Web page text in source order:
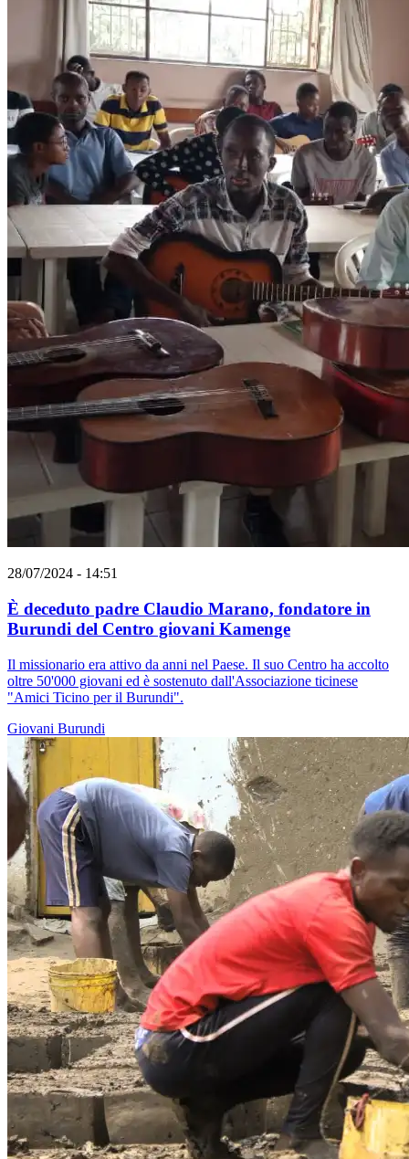
28/07/2024 - 14:51
È deceduto padre Claudio Marano, fondatore in
Burundi del Centro giovani Kamenge
Il missionario era attivo da anni nel Paese. Il suo Centro ha accolto
oltre 50'000 giovani ed è sostenuto dall'Associazione ticinese
"Amici Ticino per il Burundi".
Giovani Burundi